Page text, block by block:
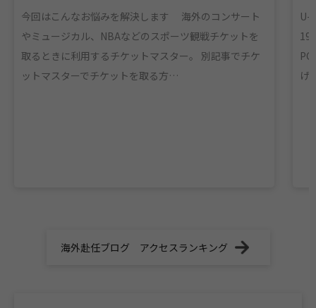
今回はこんなお悩みを解決します 海外のコンサート
やミュージカル、NBAなどのスポーツ観戦チケットを
取るときに利用するチケットマスター。 別記事でチケ
ットマスターでチケットを取る方…
U-
げ
海外赴任ブログ アクセスランキング